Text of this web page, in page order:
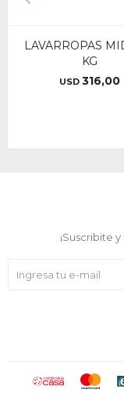
LAVARROPAS
KG
USD 316,00
¡Suscribite